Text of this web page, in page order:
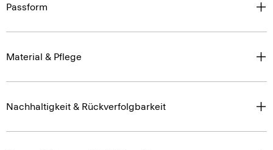
Passform
Material & Pflege
Nachhaltigkeit & Rückverfolgbarkeit